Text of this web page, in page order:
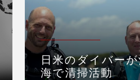
日米のダイバー
海で清掃活動